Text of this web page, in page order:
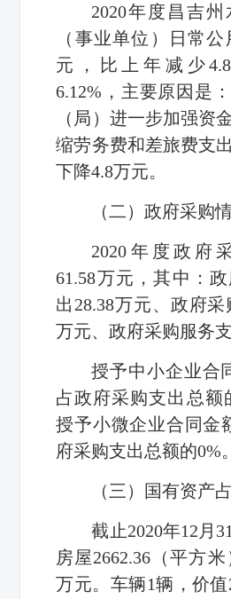
2020年度昌吉
（事业单位）日常
元，比上年减少
6.12%，主要原因是
（局）进一步加强资
缩劳务费和差旅费支
下降4.8万元。
（二）政府采购
2020年度政府
61.58万元，其中：
出28.38万元、政府
万元、政府采购服务支
授予中小企业合
占政府采购支出总额
授予小微企业合同金
府采购支出总额的0%。
（三）国有资产
截止2020年12月
房屋2662.36（平方
万元。车辆1辆，价